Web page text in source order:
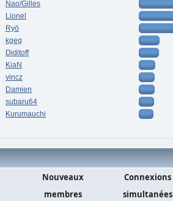
Nao/Gilles
Lionel
Ryō
kgeg
Diditoff
KiaN
vincz
Damien
subaru64
Kurumauchi
Nouveaux
membres
Connexions
simultanées